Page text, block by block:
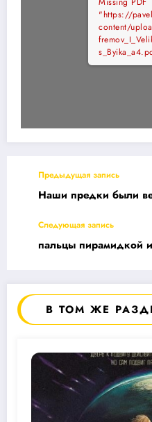
"https://
content/
Предыдущая запись
Наши предки были
Следующая запись
пальцы пирамидкой
В ТОМ ЖЕ